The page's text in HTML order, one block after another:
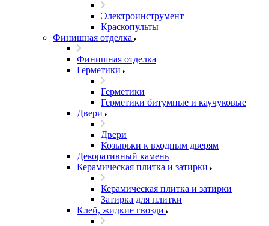
Электроинструмент
Краскопульты
Финишная отделка
Финишная отделка
Герметики
Герметики
Герметики битумные и каучуковые
Двери
Двери
Козырьки к входным дверям
Декоративный камень
Керамическая плитка и затирки
Керамическая плитка и затирки
Затирка для плитки
Клей, жидкие гвозди